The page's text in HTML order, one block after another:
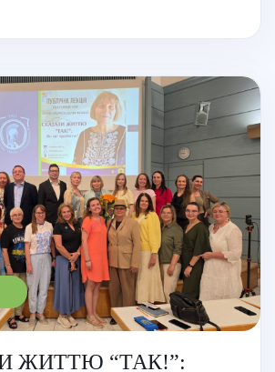
ЖИТТЮ “ТАК!”: